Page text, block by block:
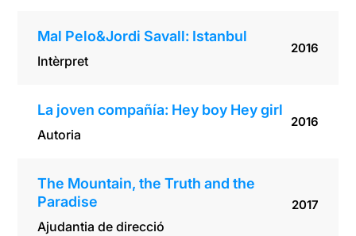
Mal Pelo&Jordi Savall: Istanbul
Intèrpret
2016
La joven compañía: Hey boy Hey girl
Autoria
2016
The Mountain, the Truth and the
Paradise
Ajudantia de direcció
2017